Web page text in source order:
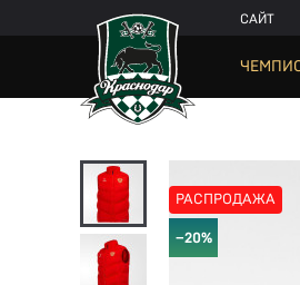
САЙТ
РАСПРОДАЖА
−20%